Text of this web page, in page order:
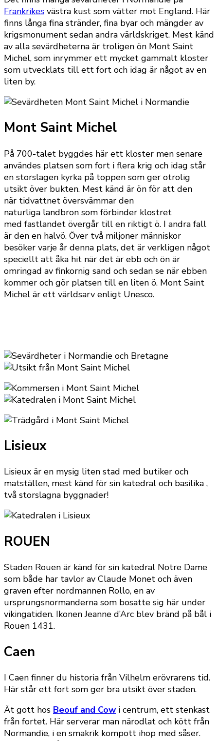
Frankrikes västra kust som vätter mot England. Här
finns långa fina stränder, fina byar och mängder av
krigsmonument sedan andra världskriget. Mest känd
av alla sevärdheterna är troligen ön Mont Saint
Michel, som inrymmer ett mycket gammalt kloster
som utvecklats till ett fort och idag är något av en
liten by.
Mont Saint Michel
På 700-talet byggdes här ett kloster men senare
användes platsen som fort i flera krig och idag står
en storslagen kyrka på toppen som ger otrolig
utsikt över bukten. Mest känd är ön för att den
när tidvattnet översvämmar den
naturliga landbron som förbinder klostret
med fastlandet övergår till en riktigt ö. I andra fall
är den en halvö. Över två miljoner människor
besöker varje år denna plats, det är verkligen något
speciellt att åka hit när det är ebb och ön är
omringad av finkornig sand och sedan se när ebben
kommer och gör platsen till en liten ö. Mont Saint
Michel är ett världsarv enligt Unesco.
Lisieux
Lisieux är en mysig liten stad med butiker och
matställen, mest känd för sin katedral och basilika ,
två storslagna byggnader!
ROUEN
Staden Rouen är känd för sin katedral Notre Dame
som både har tavlor av Claude Monet och även
graven efter nordmannen Rollo, en av
ursprungsnormanderna som bosatte sig här under
vikingatiden. Ikonen Jeanne d’Arc blev bränd på bål i
Rouen 1431.
Caen
I Caen finner du historia från Vilhelm erövrarens tid.
Här står ett fort som ger bra utsikt över staden.
Ät gott hos Beouf and Cow i centrum, ett stenkast
från fortet. Här serverar man närodlat och kött från
Normandie, i en smakrik kompott ihop med såser.